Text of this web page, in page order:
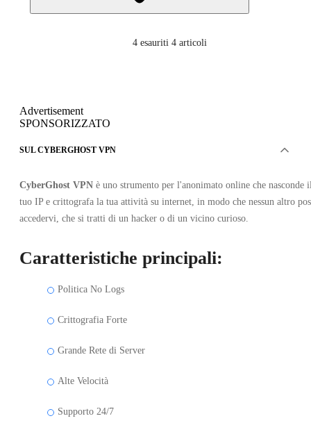
4 esauriti 4 articoli
Advertisement
SPONSORIZZATO
SUL CYBERGHOST VPN
CyberGhost VPN è uno strumento per l'anonimato online che nasconde
tuo IP e crittografa la tua attività su internet, in modo che nessun altro
accedervi, che si tratti di un hacker o di un vicino curioso.
Caratteristiche principali:
Politica No Logs
Crittografia Forte
Grande Rete di Server
Alte Velocità
Supporto 24/7